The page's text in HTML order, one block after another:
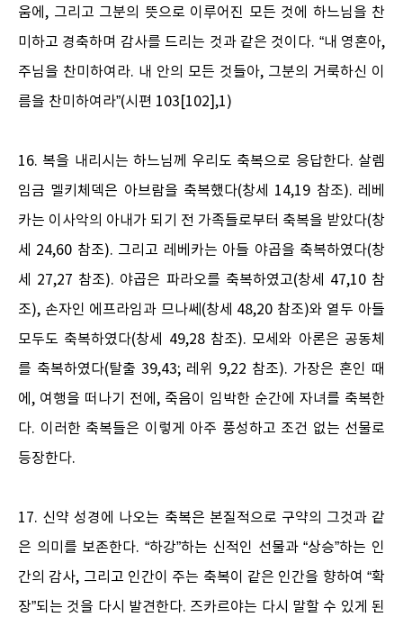
움에, 그리고 그분의 뜻으로 이루어진 모든 것에 하느님을 찬
미하고 경축하며 감사를 드리는 것과 같은 것이다. “내 영혼아,
주님을 찬미하여라. 내 안의 모든 것들아, 그분의 거룩하신 이
름을 찬미하여라”(시편 103[102],1)
16. 복을 내리시는 하느님께 우리도 축복으로 응답한다. 살렘
임금 멜키체덱은 아브람을 축복했다(창세 14,19 참조). 레베
카는 이사악의 아내가 되기 전 가족들로부터 축복을 받았다(창
세 24,60 참조). 그리고 레베카는 아들 야곱을 축복하였다(창
세 27,27 참조). 야곱은 파라오를 축복하였고(창세 47,10 참
조), 손자인 에프라임과 므나쎄(창세 48,20 참조)와 열두 아들
모두도 축복하였다(창세 49,28 참조). 모세와 아론은 공동체
를 축복하였다(탈출 39,43; 레위 9,22 참조). 가장은 혼인 때
에, 여행을 떠나기 전에, 죽음이 임박한 순간에 자녀를 축복한
다. 이러한 축복들은 이렇게 아주 풍성하고 조건 없는 선물로
등장한다.
17. 신약 성경에 나오는 축복은 본질적으로 구약의 그것과 같
은 의미를 보존한다. “하강”하는 신적인 선물과 “상승”하는 인
간의 감사, 그리고 인간이 주는 축복이 같은 인간을 향하여 “확
장”되는 것을 다시 발견한다. 즈카르야는 다시 말할 수 있게 된